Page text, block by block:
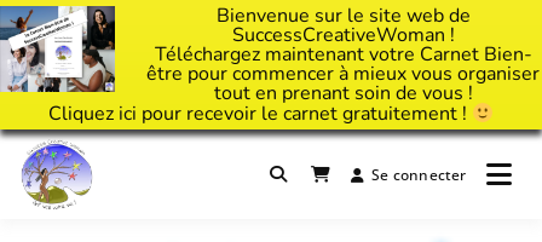
Bienvenue sur le site web de
SuccessCreativeWoman !
Téléchargez maintenant votre Carnet Bien-
être pour commencer à mieux vous organiser
tout en prenant soin de vous !
Cliquez ici pour recevoir le carnet gratuitement !
Passer
contenu
Il est temps d'ART'ivez votre vie !Se connecter